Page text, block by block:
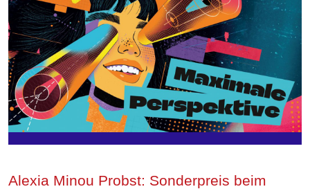
Alexia Minou Probst: Sonderpreis beim